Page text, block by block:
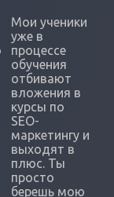
Мои ученики
уже в
процессе
обучения
отбивают
вложения в
курсы по
SEO-
маркетингу и
выходят в
плюс. Ты
просто
берешь мою